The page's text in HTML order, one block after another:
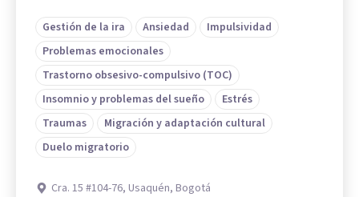
Gestión de la ira Ansiedad
Impulsividad
Problemas emocionales
Trastorno obsesivo-compulsivo (TOC)
Insomnio y problemas del sueño
Estrés
Traumas
Migración y adaptación cultural
Duelo migratorio
Cra. 15 #104-76, Usaquén, Bogotá